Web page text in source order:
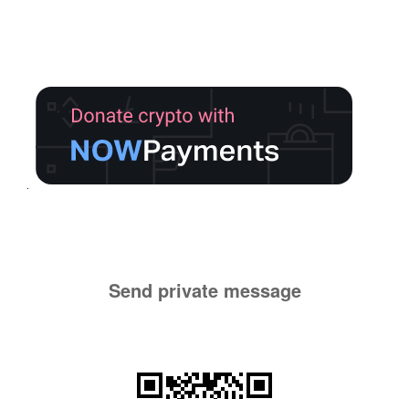
Send private message